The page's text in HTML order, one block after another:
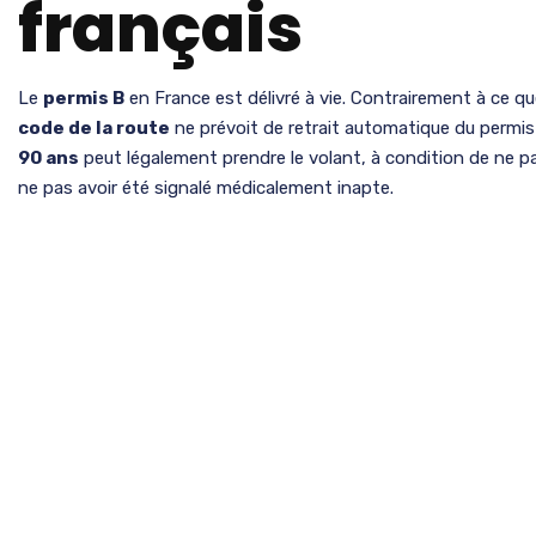
français
Le permis B en France est délivré à vie. Contrairement à ce
code de la route ne prévoit de retrait automatique du
90 ans peut légalement prendre le volant, à condition de ne
ne pas avoir été signalé médicalement inapte.